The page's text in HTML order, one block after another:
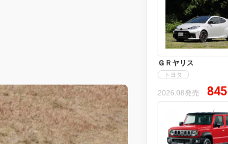
ＧＲヤリス
トヨタ
2026.08発売 845